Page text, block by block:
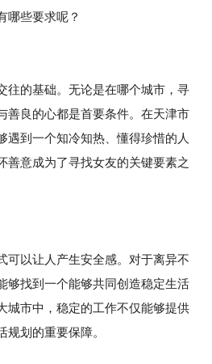
哪些要求呢？
往的基础。无论是在哪个城市，寻
善良的心都是首要条件。在天津市
遇到一个知冷知热、懂得珍惜的人
善意成为了寻找女友的关键要素之
可以让人产生安全感。对于离异不
够找到一个能够共同创造稳定生活
城市中，稳定的工作不仅能够提供
划的重要保障。